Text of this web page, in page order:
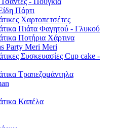
Πάρτι
Χαρτοπετσέτες
Πιάτα Φαγητού - Γλυκού
Ποτήρια Χάρτινα
Party Meri Meri
Συσκευασίες Cup cake -
Τραπεζομάντηλα
Καπέλα